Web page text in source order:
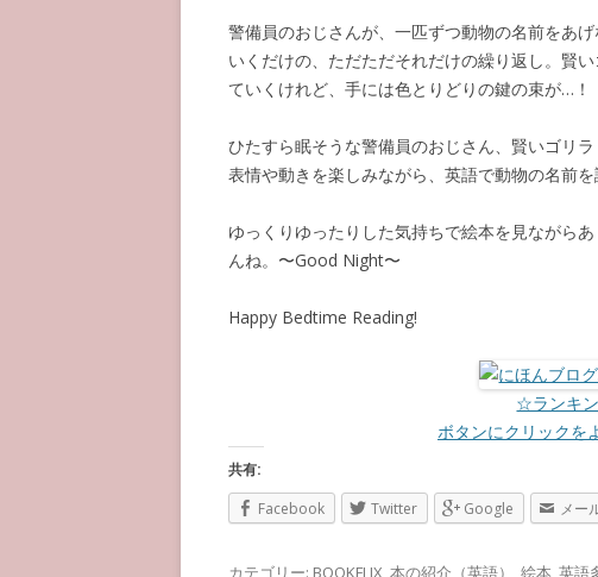
警備員のおじさんが、一匹ずつ動物の名前を
いくだけの、ただただそれだけの繰り返し。賢
ていくけれど、手には色とりどりの鍵の束が…！
ひたすら眠そうな警備員のおじさん、賢いゴリ
表情や動きを楽しみながら、英語で動物の名前を
ゆっくりゆったりした気持ちで絵本を見ながら
んね。〜Good Night〜
Happy Bedtime Reading!
☆ランキ
ボタンにクリックを
共有:
Facebook
Twitter Google メー
カテゴリー: BOOKFLIX 本の紹介（英語） 絵本 英語